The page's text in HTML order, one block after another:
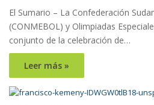
El Sumario – La Confederación
(CONMEBOL) y Olimpiadas
conjunto de la celebración de…
Leer más »